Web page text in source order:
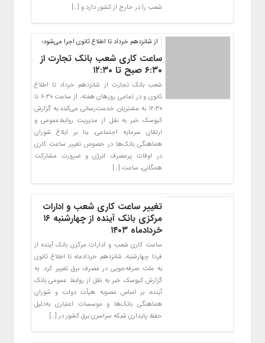
شعب را در خارج از کشور دارد و […]
از شانزدهم خرداد تا اطلاع ثانوی اجرا می‌شود؛
ساعت کاری شعب بانک تجارت از
۶:۳۰ صبح تا ۱۲:۳۰
شعب بانک تجارت از شانزدهم خرداد تا اطلاع
ثانوی و در تمامی روزهای هفته، از ساعت ۶:۳۰ تا
۱۲:۳۰ به مشتریان خدمت‌رسانی می‌کنند.به گزارش
کیوسک خبر به نقل از مدیریت روابط‌عمومی و
ارتقای سرمایه اجتماعی، بنا بر ابلاغ شورای
هماهنگی بانک‌ها در خصوص تغییر ساعت کاری
در اوقات پرمصرف انرژی و ضرورت مشارکت
همگانی، ساعت […]
تغییر ساعت کاری شعب و ادارات
مرکزی بانک آینده از چهارشنبه ۱۶
خرداد‌ماه ۱۴۰۳
ساعت کاری شعب و ادارات مرکزی بانک آینده از
فردا چهارشنبه، شانزدهم خردادماه تا اطلاع ثانوی
به علت صرفه‌جویی در مصرف برق تغییر کرد. به
گزارش کیوسک خبر به نقل از روابط عمومی بانک
آینده، بر اساس مصوبه هیأت دولت و شورای
هماهنگی بانک‌ها و موسسات اعتباری به‌دلیل
حفظ پایداری شبکه سراسری برق کشور در […]